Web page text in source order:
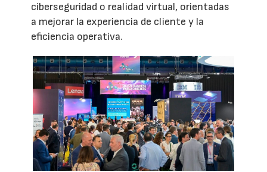
ciberseguridad o realidad virtual, orientadas
a mejorar la experiencia de cliente y la
eficiencia operativa.